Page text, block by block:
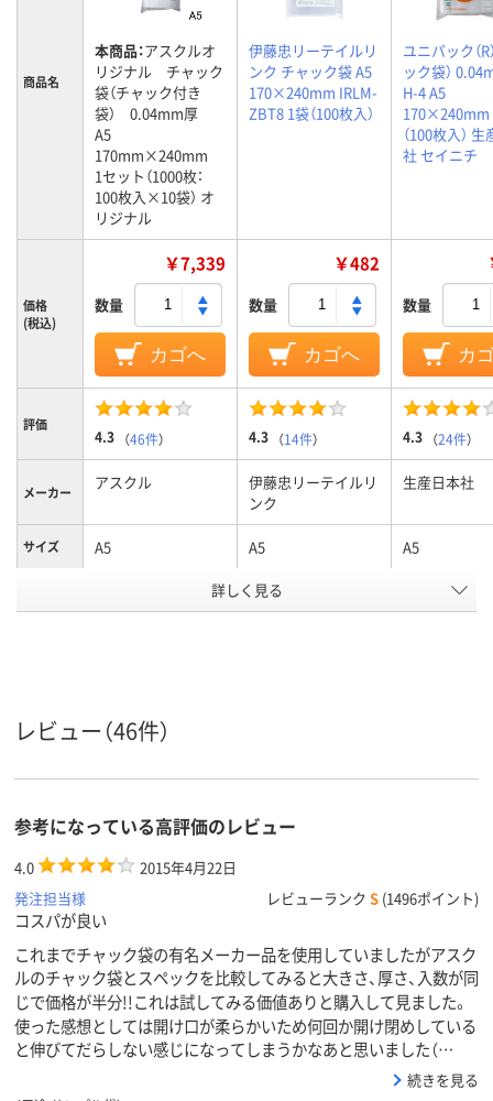
商品名
本商品：アスクルオ
リジナル チャック
袋（チャック付き
袋） 0.04mm厚
A5
170mm×240mm
1セット（1000枚：
100枚入×10袋） オ
リジナル
伊藤忠リーテイルリ
ンク チャック袋 A5
170×240mm IRLM-
ZBT8 1袋（100枚入）
ユニパック（R
ック袋）
H-4 A5
170×240mm
（100枚入）
社 セイニチ
価格
(税込)
￥7,339
数量
カゴへ
￥482
数量
カゴへ
数量
カ
評価
4.3 （46件） 4.3 （14件） 4.3 （24件）
メーカー アスクル
伊藤忠リーテイルリ
ンク
生産日本社
サイズ A5 A5 A5
袋入り（吊しひもな
し）
袋入り（吊しひもな
し）
袋入り（吊し
し）
LDPE（ツルツルタイ
プ）
アスクル
スコア
詳しく見る
レビュー（46件）
参考になっている高評価のレビュー
4.0
2015年4月22日
発注担当様
レビューランク S (1496ポイント)
コスパが良い
これまでチャック袋の有名メーカー品を使用していましたがアスク
ルのチャック袋とスペックを比較してみると大きさ、厚さ、入数が同
じで価格が半分!!これは試してみる価値ありと購入して見ました。
使った感想としては開け口が柔らかいため何回か開け閉めしている
と伸びてだらしない感じになってしまうかなあと思いました（…
続きを見る